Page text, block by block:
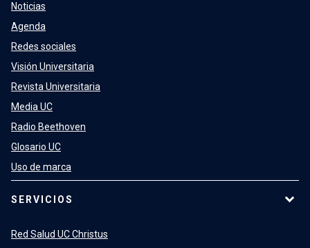
Noticias
Agenda
Redes sociales
Visión Universitaria
Revista Universitaria
Media UC
Radio Beethoven
Glosario UC
Uso de marca
SERVICIOS
Red Salud UC Christus